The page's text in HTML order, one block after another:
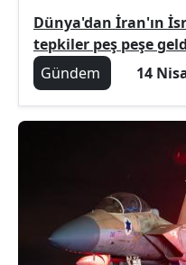
Dünya'dan İran'ın
tepkiler peş peşe
Gündem
14